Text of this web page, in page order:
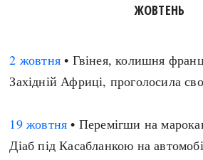
ЖОВТЕНЬ
2 жовтня • Гвінея, колишня
Західній Африці, проголосила
19 жовтня • Перемігши на
Діаб під Касабланкою на